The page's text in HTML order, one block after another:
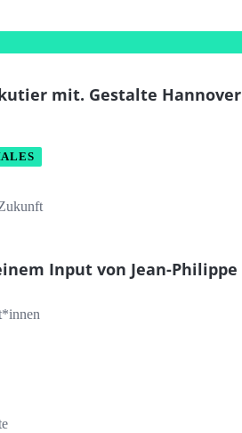
mit. Gestalte Hannover
Input von Jean-Philippe